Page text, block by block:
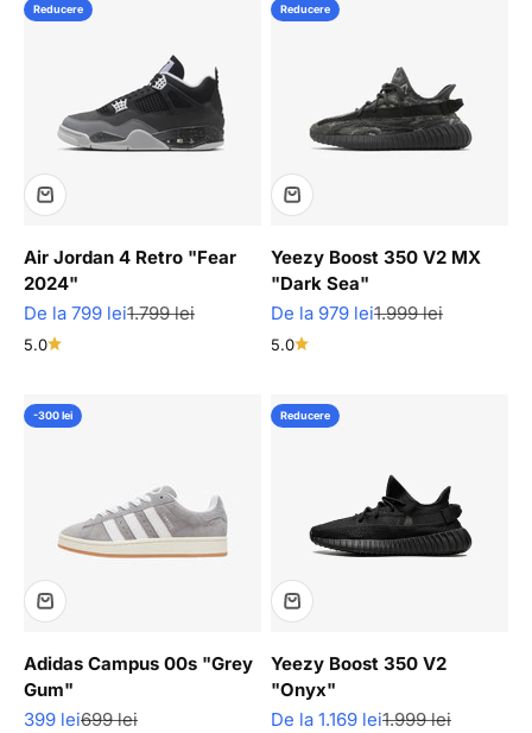
Reducere
Air Jordan 4 Retro "Fear
2024"
Pret redus
De la 799 leiPret normal
1.799 lei
5.0
Reducere
Yeezy Boost 350 V2 MX
"Dark Sea"
Pret redus
De la 979 leiPret normal
1.999 lei
5.0
-300 lei
Adidas Campus 00s "Grey
Gum"
Pret redus
399 leiPret normal
699 lei
Reducere
Yeezy Boost 350 V2
"Onyx"
Pret redus
De la 1.169 leiPret normal
1.999 lei